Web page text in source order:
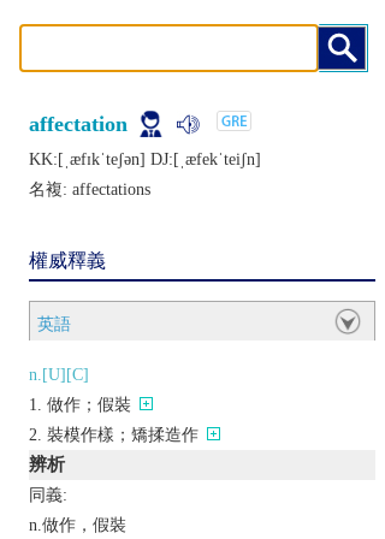
affectation
KK:[ˌæfɪkˈtеʃǝn] DJ:[ˌæfеkˈtеiʃn]
名複: affectations
權威釋義
英語
n.[U][C]
做作；假裝
裝模作樣；矯揉造作
辨析
同義:
n.做作，假裝